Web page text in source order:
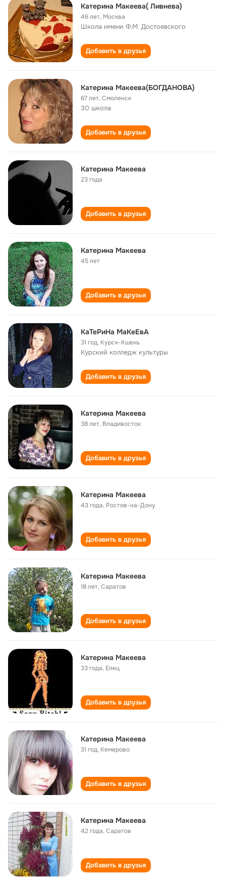
Катерина Макеева( Ливнева)
46 лет, Москва
Школа имени Ф.М. Достоевского
Добавить в друзья
Катерина Макеева(БОГДАНОВА)
67 лет,Смоленск
30 школа
Добавить в друзья
Катерина Макеева
23 года
Добавить в друзья
Катерина Макеева
45 лет
Добавить в друзья
КаТеРиНа МаКеЕвА
31 год, Курск-Кшень
Курский колледж культуры
Добавить в друзья
Катерина Макеева
38 лет, Владивосток
Добавить в друзья
Катерина Макеева
43 года, Ростов-на-Дону
Добавить в друзья
Катерина Макеева
18 лет,Саратов
Добавить в друзья
Катерина Макеева
33 года, Елец
Добавить в друзья
Катерина Макеева
31 год, Кемерово
Добавить в друзья
Катерина Макеева
42 года,Саратов
Добавить в друзья